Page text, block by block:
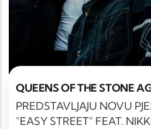
QUEENS OF THE STONE
PREDSTAVLJAJU NOVU
"EASY STREET" FEAT.